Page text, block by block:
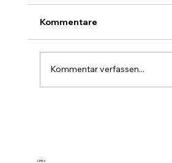
Kommentare
Kommentar verfassen...
Links